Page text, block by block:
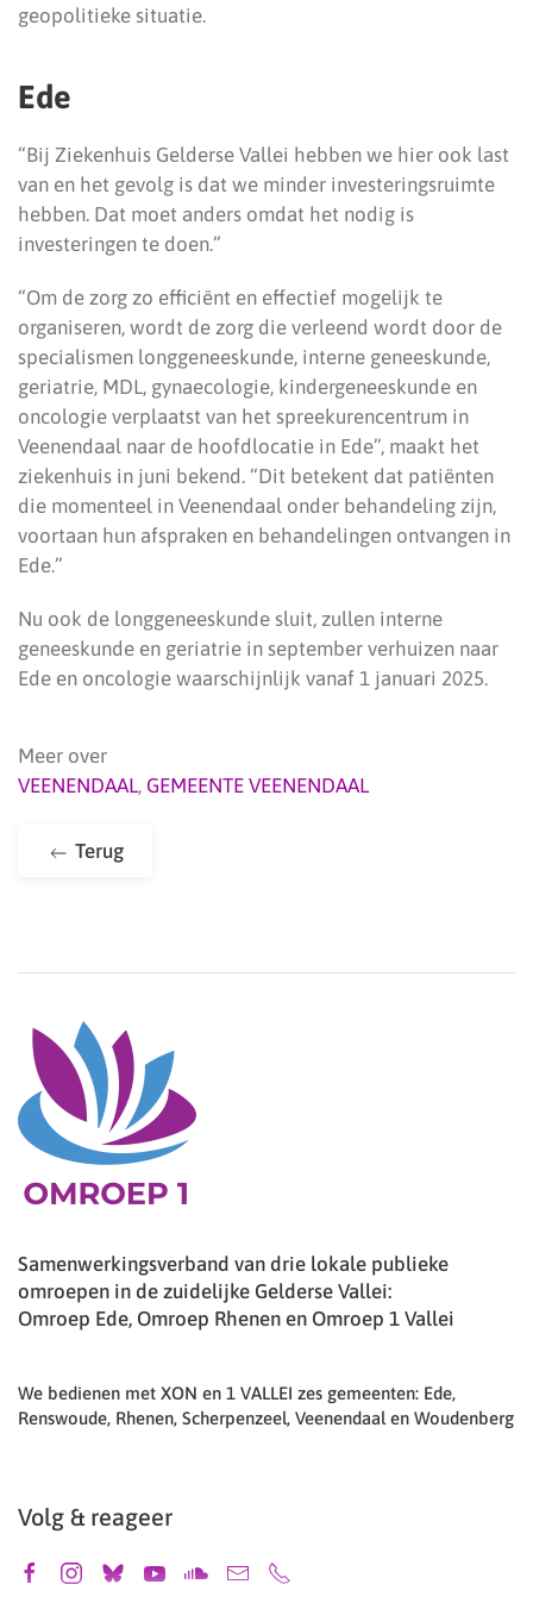
geopolitieke situatie.
Ede
“Bij Ziekenhuis Gelderse Vallei hebben we hier ook last
van en het gevolg is dat we minder investeringsruimte
hebben. Dat moet anders omdat het nodig is
investeringen te doen.”
“Om de zorg zo efficiënt en effectief mogelijk te
organiseren, wordt de zorg die verleend wordt door de
specialismen longgeneeskunde, interne geneeskunde,
geriatrie, MDL, gynaecologie, kindergeneeskunde en
oncologie verplaatst van het spreekurencentrum in
Veenendaal naar de hoofdlocatie in Ede”, maakt het
ziekenhuis in juni bekend. “Dit betekent dat patiënten
die momenteel in Veenendaal onder behandeling zijn,
voortaan hun afspraken en behandelingen ontvangen in
Ede.”
Nu ook de longgeneeskunde sluit, zullen interne
geneeskunde en geriatrie in september verhuizen naar
Ede en oncologie waarschijnlijk vanaf 1 januari 2025.
Meer over
VEENENDAAL, GEMEENTE VEENENDAAL
Terug
Samenwerkingsverband van drie lokale publieke
omroepen in de zuidelijke Gelderse Vallei:
Omroep Ede, Omroep Rhenen en Omroep 1 Vallei
We bedienen met XON en 1 VALLEI zes gemeenten: Ede,
Renswoude, Rhenen, Scherpenzeel, Veenendaal en Woudenberg
Volg & reageer